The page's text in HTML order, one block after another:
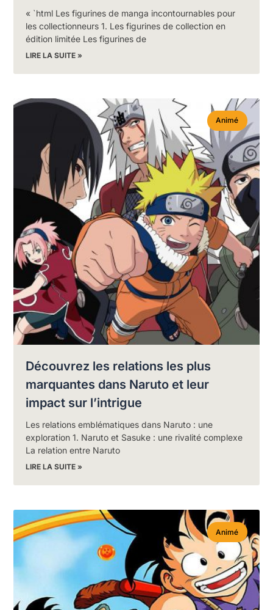
« `html Les figurines de manga incontournables pour
les collectionneurs 1. Les figurines de collection en
édition limitée Les figurines de
LIRE LA SUITE »
Animé
Découvrez les relations les plus
marquantes dans Naruto et leur
impact sur l’intrigue
Les relations emblématiques dans Naruto : une
exploration 1. Naruto et Sasuke : une rivalité complexe
La relation entre Naruto
LIRE LA SUITE »
Animé